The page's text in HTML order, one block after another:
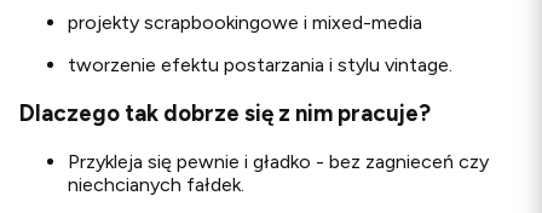
projekty scrapbookingowe i mixed-media
tworzenie efektu postarzania i stylu vintage.
Dlaczego tak dobrze się z nim pracuje?
Przykleja się pewnie i gładko - bez zagnieceń czy
niechcianych fałdek.